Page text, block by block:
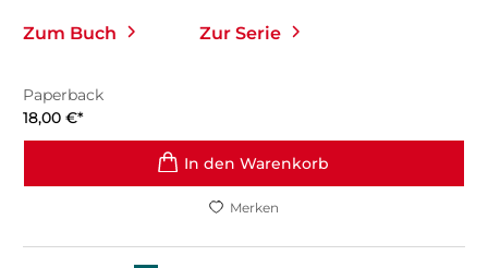
Zum Buch Zur Serie
Paperback
18,00 €*
In den Warenkorb
Merken